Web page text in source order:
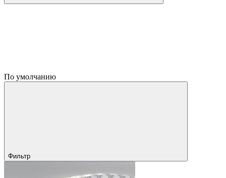
По умолчанию
Фильтр